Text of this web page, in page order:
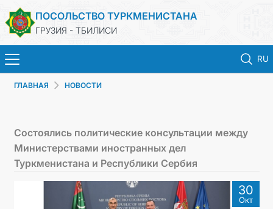
ПОСОЛЬСТВО ТУРКМЕНИСТАНА
ГРУЗИЯ - ТБИЛИСИ
RU
ТУРКМЕНИСТАН
КОНСУЛЬСКИЕ УСЛУГИ
ГЛАВНАЯ НОВОСТИ
Состоялись политические консультации между
Министерствами иностранных дел
Туркменистана и Республики Сербия
30
Окт